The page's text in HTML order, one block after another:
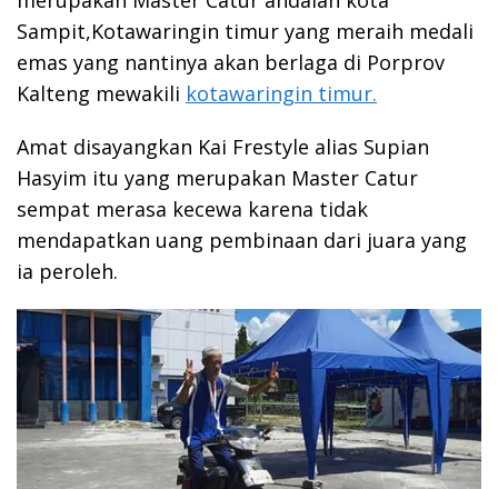
Sampit,Kotawaringin timur yang meraih medali
emas yang nantinya akan berlaga di Porprov
Kalteng mewakili kotawaringin timur.
Amat disayangkan Kai Frestyle alias Supian
Hasyim itu yang merupakan Master Catur
sempat merasa kecewa karena tidak
mendapatkan uang pembinaan dari juara yang
ia peroleh.